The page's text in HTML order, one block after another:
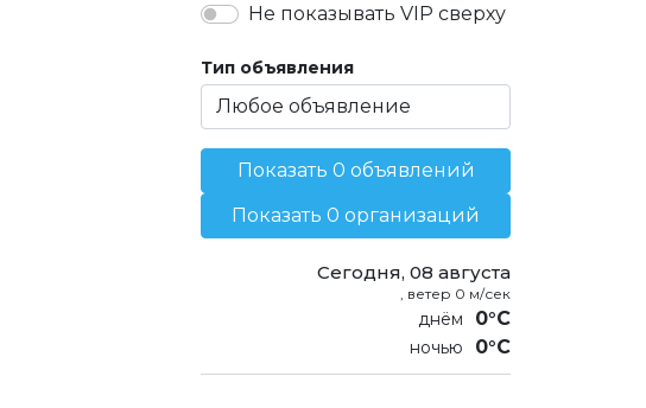
Не показывать VIP сверху
Тип объявления
Показать 0 объявлений
Показать 0 организаций
Сегодня, 08 августа
, ветер 0 м/сек
0°C
0°C